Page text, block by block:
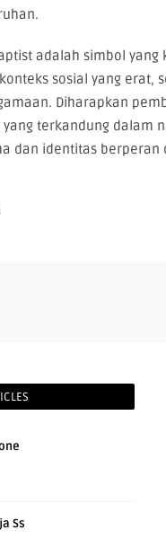
adalah simbol
sosial yang erat,
Diharapkan
terkandung dalam
dan identitas
Ss